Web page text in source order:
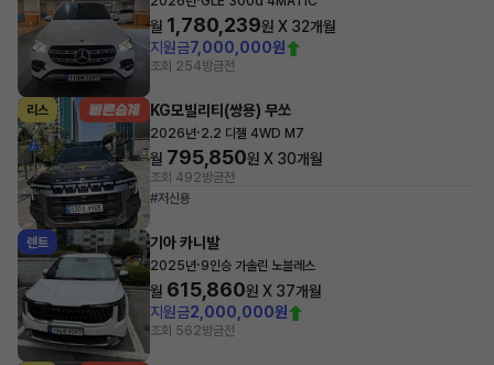
월 1,780,239원 X 32개월
지원금7,000,000원
조회 254방금전
리스 KG모빌리티(쌍용) 무쏘
2026년·2.2 디젤 4WD M7
월 795,850원 X 30개월
조회 492방금전
#저신용
렌트 기아 카니발
2025년·9인승 가솔린 노블레스
월 615,860원 X 37개월
지원금2,000,000원
조회 562방금전